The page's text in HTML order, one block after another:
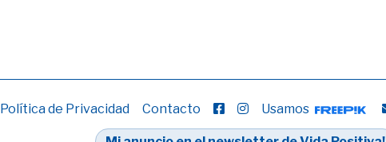
Política de Privacidad Contacto Usamos